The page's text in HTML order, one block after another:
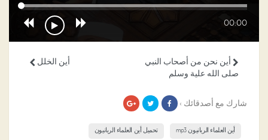
00:00
أين الخلل
أين نحن من أصحاب النبي
صلى الله علية وسلم
شارك مع أصدقائك ›
أين العلماء الربانيون mp3 تحميل أين العلماء الربانيون